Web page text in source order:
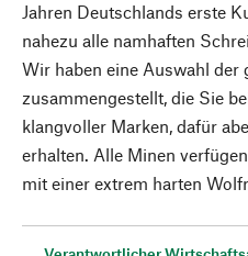
Jahren Deutschlands erste
nahezu alle namhaften
Wir haben eine Auswahl der
zusammengestellt, die Sie
klangvoller Marken, dafür
erhalten. Alle Minen
mit einer extrem harten